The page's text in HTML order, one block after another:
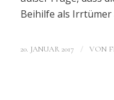
Beihilfe als
20. JANUAR 2017 / VON